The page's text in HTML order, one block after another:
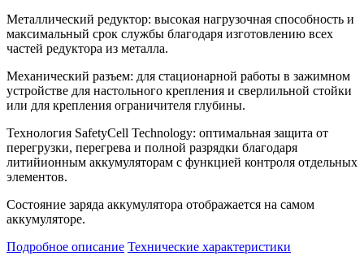
Металлический редуктор: высокая нагрузочная способность и
максимальный срок службы благодаря изготовлению всех
частей редуктора из металла.
Механический разъем: для стационарной работы в зажимном
устройстве для настольного крепления и сверлильной стойки
или для крепления ограничителя глубины.
Технология SafetyCell Technology: оптимальная защита от
перегрузки, перегрева и полной разрядки благодаря
литийионным аккумуляторам с функцией контроля отдельных
элементов.
Состояние заряда аккумулятора отображается на самом
аккумуляторе.
Подробное описание Технические характеристики